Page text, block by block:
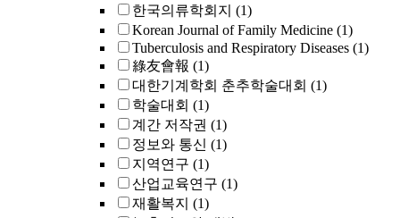
한국의류학회지 (1)
Korean Journal of Family Medicine (1)
Tuberculosis and Respiratory Diseases (1)
綠友會報 (1)
대한기계학회 춘추학술대회 (1)
학술대회 (1)
계간 저작권 (1)
정보와 통신 (1)
지역연구 (1)
산업교육연구 (1)
재활복지 (1)